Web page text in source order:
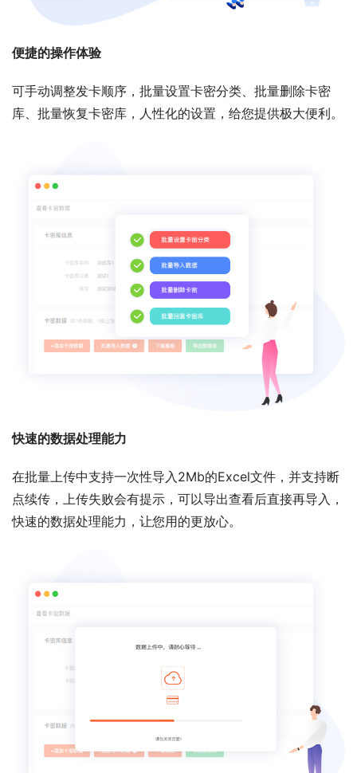
便捷的操作体验
可手动调整发卡顺序，批量设置卡密分类、批量删除卡密
库、批量恢复卡密库，人性化的设置，给您提供极大便利。
快速的数据处理能力
在批量上传中支持一次性导入2Mb的Excel文件，并支持断
点续传，上传失败会有提示，可以导出查看后直接再导入，
快速的数据处理能力，让您用的更放心。